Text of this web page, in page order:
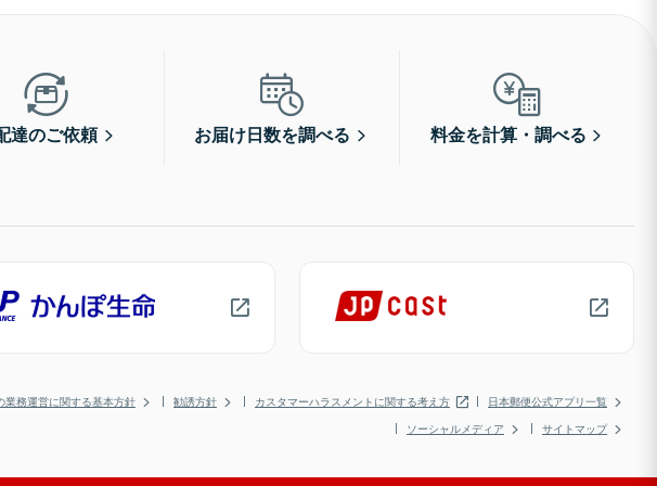
達のご依頼 お届け日数を調べる 料金を計算・調べる
業務運営に関する基本方針 勧誘方針 カスタマーハラスメントに関する考え方
日本郵便公式アプリ一覧
ソーシャルメディア
サイトマップ